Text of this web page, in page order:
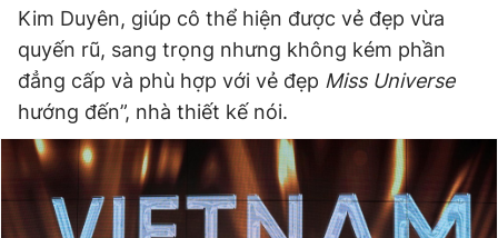
Kim Duyên, giúp cô thể hiện được vẻ đẹp vừa
quyến rũ, sang trọng nhưng không kém phần
đẳng cấp và phù hợp với vẻ đẹp Miss Universe
hướng đến”, nhà thiết kế nói.